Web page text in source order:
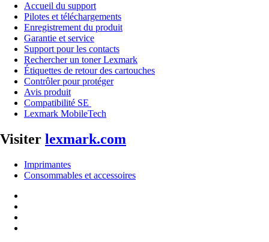
Accueil du support
Pilotes et téléchargements
Enregistrement du produit
Garantie et service
Support pour les contacts
Rechercher un toner Lexmark
Étiquettes de retour des cartouches
Contrôler pour protéger
Avis produit
Compatibilité SE
Lexmark MobileTech
Visiter lexmark.com
Imprimantes
Consommables et accessoires